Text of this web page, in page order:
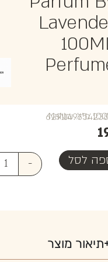
₪NaN
- לסל
תיאור מוצר